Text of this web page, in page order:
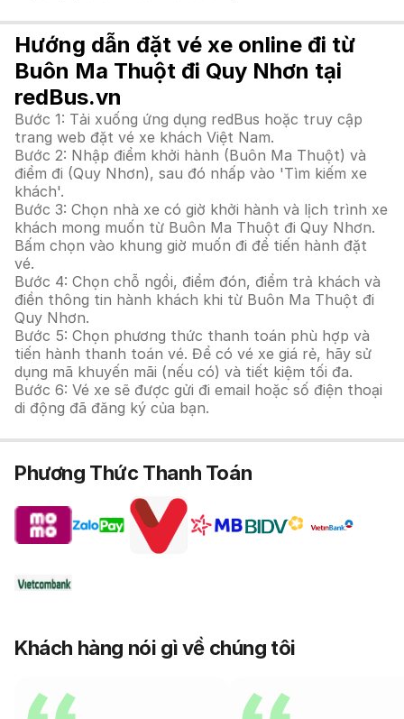
Hướng dẫn đặt vé xe online đi từ
Buôn Ma Thuột đi Quy Nhơn tại
redBus.vn
Bước 1: Tải xuống ứng dụng redBus hoặc truy cập
trang web đặt vé xe khách Việt Nam.
Bước 2: Nhập điểm khởi hành (Buôn Ma Thuột) và
điểm đi (Quy Nhơn), sau đó nhấp vào 'Tìm kiếm xe
khách'.
Bước 3: Chọn nhà xe có giờ khởi hành và lịch trình xe
khách mong muốn từ Buôn Ma Thuột đi Quy Nhơn.
Bấm chọn vào khung giờ muốn đi để tiến hành đặt
vé.
Bước 4: Chọn chỗ ngồi, điểm đón, điểm trả khách và
điền thông tin hành khách khi từ Buôn Ma Thuột đi
Quy Nhơn.
Bước 5: Chọn phương thức thanh toán phù hợp và
tiến hành thanh toán vé. Để có vé xe giá rẻ, hãy sử
dụng mã khuyến mãi (nếu có) và tiết kiệm tối đa.
Bước 6: Vé xe sẽ được gửi đi email hoặc số điện thoại
di động đã đăng ký của bạn.
Phương Thức Thanh Toán
Khách hàng nói gì về chúng tôi